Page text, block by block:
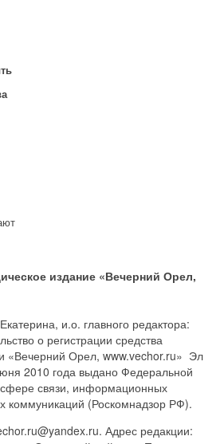
издание «Вечерний Орел,
и.о. главного редактора:
о регистрации средства
«Вечерний Орел, www.vechor.ru» Эл
2010 года выдано Федеральной
связи, информационных
коммуникаций (Роскомнадзор РФ).
Адрес редакции: